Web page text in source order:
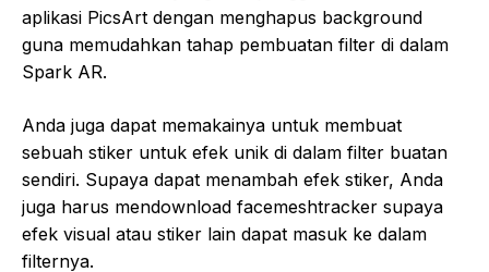
aplikasi PicsArt dengan menghapus background
guna memudahkan tahap pembuatan filter di dalam
Spark AR.
Anda juga dapat memakainya untuk membuat
sebuah stiker untuk efek unik di dalam filter buatan
sendiri. Supaya dapat menambah efek stiker, Anda
juga harus mendownload facemeshtracker supaya
efek visual atau stiker lain dapat masuk ke dalam
filternya.